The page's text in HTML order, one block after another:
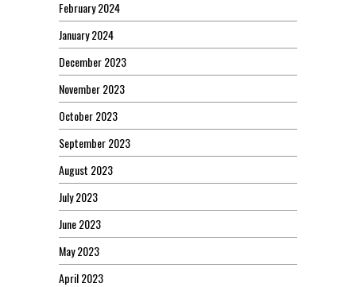
February 2024
January 2024
December 2023
November 2023
October 2023
September 2023
August 2023
July 2023
June 2023
May 2023
April 2023